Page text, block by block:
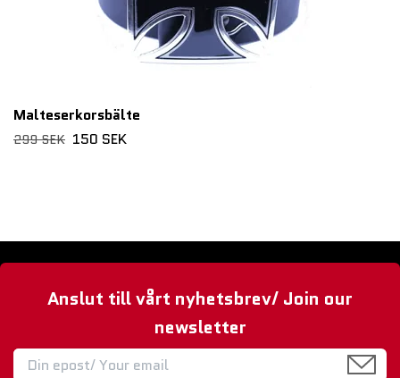
Malteserkorsbälte
299 SEK 150 SEK
Anslut till vårt nyhetsbrev/ Join our
newsletter